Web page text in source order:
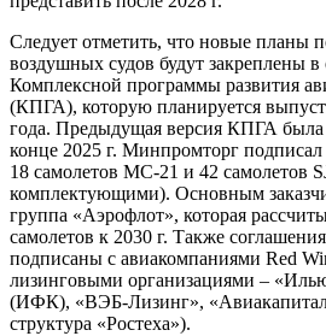
Следует отметить, что новые планы
воздушных судов будут закреплены
Комплексной программы развития
(КПГА), которую планируется
года. Предыдущая версия КПГА была
конце 2025 г. Минпромторг подписал
18 самолетов МС-21 и 42 самолетов
комплектующими). Основным
группа «Аэрофлот», которая
самолетов к 2030 г. Также
подписаны с авиакомпаниями Red
лизинговыми организациями –
(ИФК), «ВЭБ-Лизинг», «Авиакапитал
структура «Ростеха»).